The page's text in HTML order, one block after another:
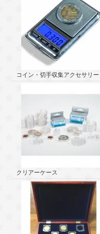
コイン・切手収集アクセサリー
クリアーケース